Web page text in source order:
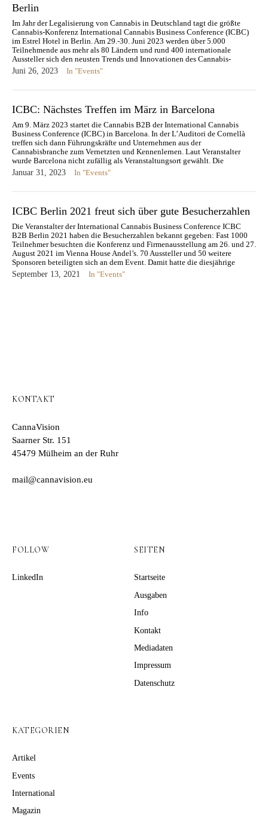
Berlin
Im Jahr der Legalisierung von Cannabis in Deutschland tagt die größte
Cannabis-Konferenz International Cannabis Business Conference (ICBC)
im Estrel Hotel in Berlin. Am 29.-30. Juni 2023 werden über 5.000
Teilnehmende aus mehr als 80 Ländern und rund 400 internationale
Aussteller sich den neusten Trends und Innovationen des Cannabis-
Marktes widmen. 2023…
Juni 26, 2023 In "Events"
ICBC: Nächstes Treffen im März in Barcelona
Am 9. März 2023 startet die Cannabis B2B der International Cannabis
Business Conference (ICBC) in Barcelona. In der L’Auditori de Cornellà
treffen sich dann Führungskräfte und Unternehmen aus der
Cannabisbranche zum Vernetzten und Kennenlernen. Laut Veranstalter
wurde Barcelona nicht zufällig als Veranstaltungsort gewählt. Die
spanische Metropole gelte als ‚‚die weltweite…
Januar 31, 2023 In "Events"
ICBC Berlin 2021 freut sich über gute Besucherzahlen
Die Veranstalter der International Cannabis Business Conference ICBC
B2B Berlin 2021 haben die Besucherzahlen bekannt gegeben: Fast 1000
Teilnehmer besuchten die Konferenz und Firmenausstellung am 26. und 27.
August 2021 im Vienna House Andel’s. 70 Aussteller und 50 weitere
Sponsoren beteiligten sich an dem Event. Damit hatte die diesjährige
Veranstaltung…
September 13, 2021 In "Events"
KONTAKT
CannaVision
Saarner Str. 151
45479 Mülheim an der Ruhr
mail@cannavision.eu
FOLLOW
LinkedIn
SEITEN
Startseite
Ausgaben
Info
Kontakt
Mediadaten
Impressum
Datenschutz
KATEGORIEN
Artikel
Events
International
Magazin